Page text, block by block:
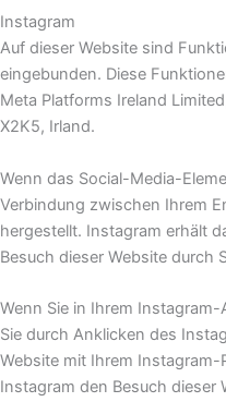
Instagram
Auf dieser Website sind
eingebunden. Diese
Meta Platforms Ireland
X2K5, Irland.
Wenn das Social-Media-
Verbindung zwischen Ihrem
hergestellt. Instagram erhält
Besuch dieser Website durch
Wenn Sie in Ihrem
Sie durch Anklicken des
Website mit Ihrem
Instagram den Besuch dieser